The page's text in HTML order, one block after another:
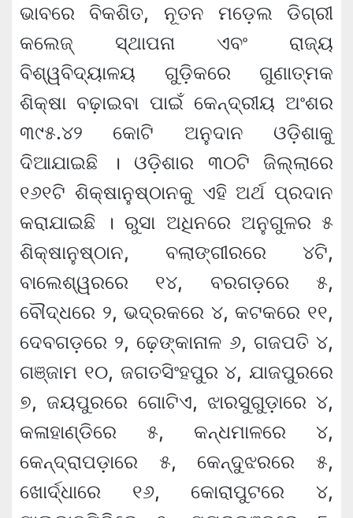
ଭାବରେ ବିକଶିତ, ନୂତନ ମଡ଼େଲ ଡିଗ୍ରୀ
କଲେଜ୍ ସ୍ଥାପନା ଏବଂ ରାଜ୍ୟ
ବିଶ୍ୱବିଦ୍ୟାଳୟ ଗୁଡ଼ିକରେ ଗୁଣାତ୍ମକ
ଶିକ୍ଷା ବଢ଼ାଇବା ପାଇଁ କେନ୍ଦ୍ରୀୟ ଅଂଶର
୩୯୫.୪୨ କୋଟି ଅନୁଦାନ ଓଡ଼ିଶାକୁ
ଦିଆଯାଇଛି । ଓଡ଼ିଶାର ୩୦ଟି ଜିଲ୍ଲାରେ
୧୬୧ଟି ଶିକ୍ଷାନୁଷ୍ଠାନକୁ ଏହି ଅର୍ଥ ପ୍ରଦାନ
କରାଯାଇଛି । ରୁସା ଅଧିନରେ ଅନୁଗୁଳର ୫
ଶିକ୍ଷାନୁଷ୍ଠାନ, ବଲାଙ୍ଗୀରରେ ୪ଟି,
ବାଲେଶ୍ୱରରେ ୧୪, ବରଗଡ଼ରେ ୫,
ବୌଦ୍ଧରେ ୨, ଭଦ୍ରକରେ ୪, କଟକରେ ୧୧,
ଦେବଗଡ଼ରେ ୨, ଢ଼େଙ୍କାନାଳ ୬, ଗଜପତି ୪,
ଗଞ୍ଜାମ ୧୦, ଜଗତସିଂହପୁର ୪, ଯାଜପୁରରେ
୭, ଜୟପୁରରେ ଗୋଟିଏ, ଝାରସୁଗୁଡ଼ାରେ ୪,
କଳାହାଣ୍ଡିରେ ୫, କନ୍ଧମାଳରେ ୪,
କେନ୍ଦ୍ରାପଡ଼ାରେ ୫, କେନ୍ଦୁଝରରେ ୫,
ଖୋର୍ଦ୍ଧାରେ ୧୬, କୋରାପୁଟରେ ୪,